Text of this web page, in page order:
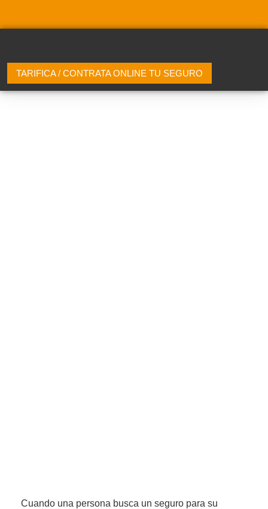
TARIFICA / CONTRATA ONLINE TU SEGURO
Cuando una persona busca un seguro para su